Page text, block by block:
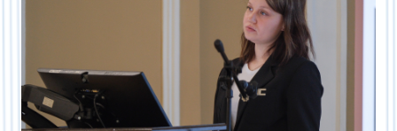
ЛЕКЦИЯ С.С. ШАМСУДИНОВОЙ
ЛЕКЦИЯ ГУЖОВОЙ И.В. И ВИНОКУРОВОЙ Е.Н.